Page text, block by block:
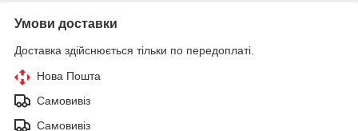
Умови доставки
Доставка здійснюється тільки по передоплаті.
Нова Пошта
Самовивіз
Самовивіз